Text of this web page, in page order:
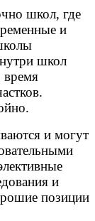
школ, где
и
школ
и могут
и
позиции